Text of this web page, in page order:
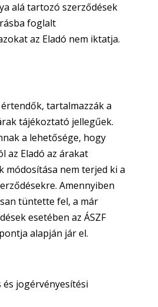
alá tartozó szerződések
foglalt
az Eladó nem iktatja.
tartalmazzák a
tájékoztató jellegűek.
a lehetősége, hogy
az Eladó az árakat
módosítása nem terjed ki a
Amennyiben
tüntette fel, a már
esetében az ÁSZF
alapján jár el.
és jogérvényesítési